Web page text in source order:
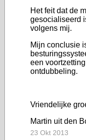
Het feit dat de
gesocialiseerd
volgens mij.
Mijn conclusie
een
ontdubbeling.
Vriendelijke
Martin uit den
23 Okt 2013